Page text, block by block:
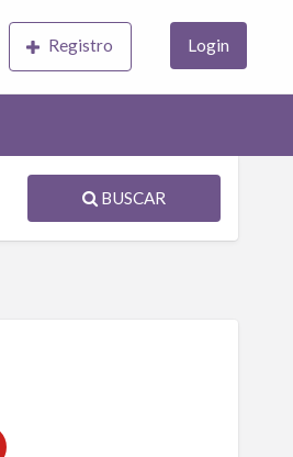
Registro Login
BUSCAR